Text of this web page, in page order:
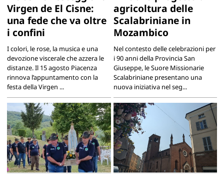
Virgen de El Cisne:
una fede che va oltre
i confini
I colori, le rose, la musica e una
devozione viscerale che azzera le
distanze. Il 15 agosto Piacenza
rinnova l’appuntamento con la
festa della Virgen ...
agricoltura delle
Scalabriniane in
Mozambico
Nel contesto delle celebrazioni per
i 90 anni della Provincia San
Giuseppe, le Suore Missionarie
Scalabriniane presentano una
nuova iniziativa nel seg...